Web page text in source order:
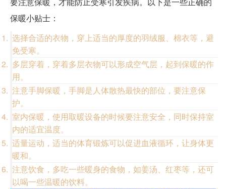
保暖小贴士：
选择合适的衣物，穿上适当的厚度的羽绒服、棉衣等，避
免受寒。
多层穿着，穿着多层衣物可以形成空气层，起到保暖的作
用。
注意手脚保暖，手脚是人体散热最快的部位，要注意保
护。
室内保暖，使用取暖设备的时候要注意安全，同时保持室
内的适宜温度。
适量运动，适当的体育锻炼可以促进血液循环，让身体更
暖和。
注意饮食，多吃一些暖身的食物，如姜汤、红枣等，还可
以喝一些温暖的饮料。